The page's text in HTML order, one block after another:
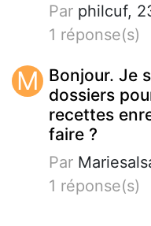
Par philcuf,
1 réponse(s)
M Bonjour. Je
dossiers
recettes
faire ?
Par
1 réponse(s)